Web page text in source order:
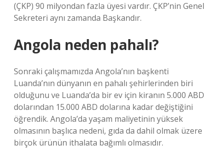
(ÇKP) 90 milyondan fazla üyesi vardır. ÇKP’nin Genel
Sekreteri aynı zamanda Başkandır.
Angola neden pahalı?
Sonraki çalışmamızda Angola’nın başkenti
Luanda’nın dünyanın en pahalı şehirlerinden biri
olduğunu ve Luanda’da bir ev için kiranın 5.000 ABD
dolarından 15.000 ABD dolarına kadar değiştiğini
öğrendik. Angola’da yaşam maliyetinin yüksek
olmasının başlıca nedeni, gıda da dahil olmak üzere
birçok ürünün ithalata bağımlı olmasıdır.